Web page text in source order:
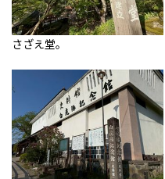
さざえ堂。